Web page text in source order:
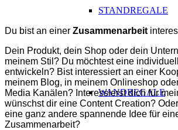
STANDREGALE
WANDREGALE
Du bist an einer Zusammenarbeit
Dein Produkt, dein Shop oder dein
meinem Stil? Du möchtest eine
entwickeln? Bist interessiert an einer
meinem Blog, in meinem Onlineshop
Media Kanälen? Interessierst dich für
wünschst dir eine Content Creation?
eine ganz andere spannende Idee für
Zusammenarbeit?